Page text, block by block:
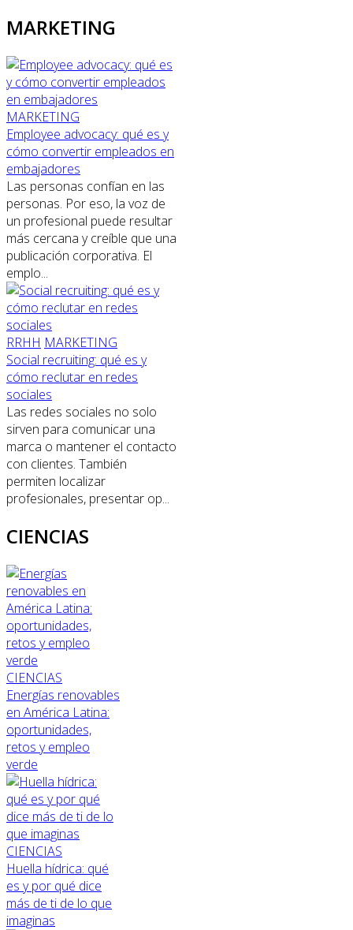
MARKETING
MARKETING
Employee advocacy: qué es y
cómo convertir empleados en
embajadores
Las personas confían en las
personas. Por eso, la voz de
un profesional puede resultar
más cercana y creíble que una
publicación corporativa. El
emplo...
RRHH MARKETING
Social recruiting: qué es y
cómo reclutar en redes
sociales
Las redes sociales no solo
sirven para comunicar una
marca o mantener el contacto
con clientes. También
permiten localizar
profesionales, presentar op...
CIENCIAS
CIENCIAS
Energías renovables
en América Latina:
oportunidades,
retos y empleo
verde
CIENCIAS
Huella hídrica: qué
es y por qué dice
más de ti de lo que
imaginas